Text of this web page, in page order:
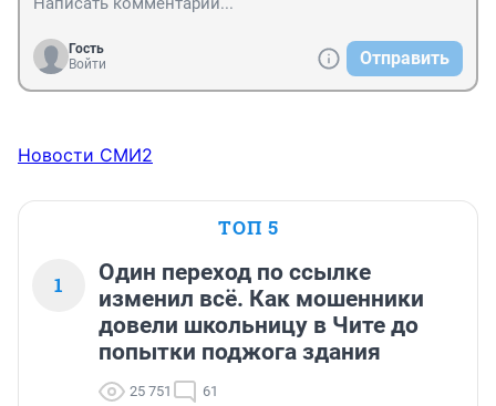
Гость
Войти
Отправить
Новости СМИ2
ТОП 5
1
Один переход по ссылке
изменил всё. Как мошенники
довели школьницу в Чите до
попытки поджога здания
25 751 61